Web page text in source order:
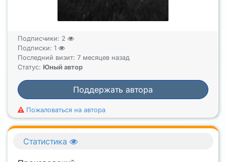
Подписчики: 2
Подписки: 1
Последний визит: 7 месяцев назад
Статус: Юный автор
Поддержать автора
Пожаловаться на автора
Статистика